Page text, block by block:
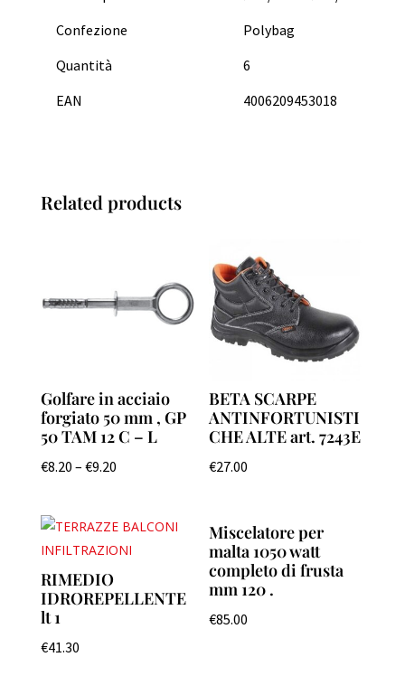
Confezione
Polybag
Quantità
6
EAN
4006209453018
Related products
Golfare in acciaio
forgiato 50 mm , GP
50 TAM 12 C – L
€8.20 – €9.20
BETA SCARPE
ANTINFORTUNISTI
CHE ALTE art. 7243E
€27.00
RIMEDIO
IDROREPELLENTE
lt 1
€41.30
Miscelatore per
malta 1050 watt
completo di frusta
mm 120 .
€85.00